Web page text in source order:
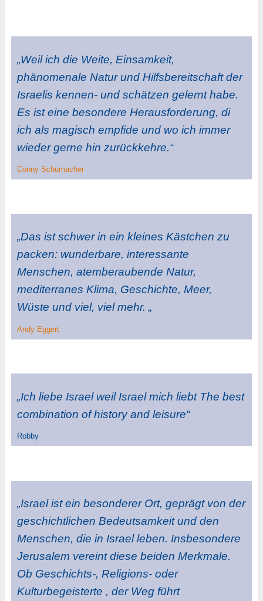
„Weil ich die Weite, Einsamkeit,
phänomenale Natur und Hilfsbereitschaft der
Israelis kennen- und schätzen gelernt habe.
Es ist eine besondere Herausforderung, di
ich als magisch empfide und wo ich immer
wieder gerne hin zurückkehre.“
Conny Schumacher
„Das ist schwer in ein kleines Kästchen zu
packen: wunderbare, interessante
Menschen, atemberaubende Natur,
mediterranes Klima, Geschichte, Meer,
Wüste und viel, viel mehr. „
Andy Eggert
„Ich liebe Israel weil Israel mich liebt The best
combination of history and leisure“
Robby
„Israel ist ein besonderer Ort, geprägt von der
geschichtlichen Bedeutsamkeit und den
Menschen, die in Israel leben. Insbesondere
Jerusalem vereint diese beiden Merkmale.
Ob Geschichts-, Religions- oder
Kulturbegeisterte , der Weg führt